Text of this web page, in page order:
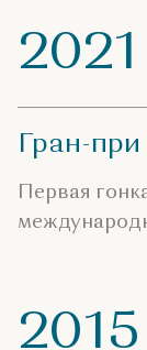
2021
Гран-
Первая
2015